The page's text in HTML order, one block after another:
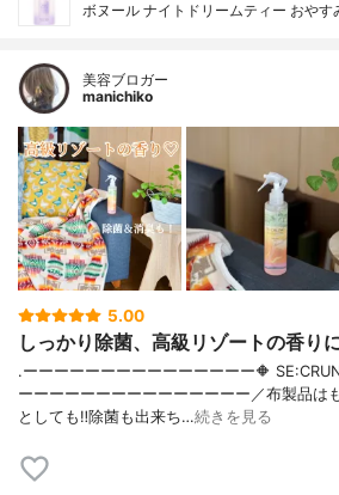
ボヌール ナイトドリームティー おやす
美容ブロガー
manichiko
5.00
しっかり除菌、高級リゾートの香り
.ーーーーーーーーーーーーーーー🔶
ーーーーーーーーーーーーーーー／布製品は
としても‼︎除菌も出来ち…続きを見る